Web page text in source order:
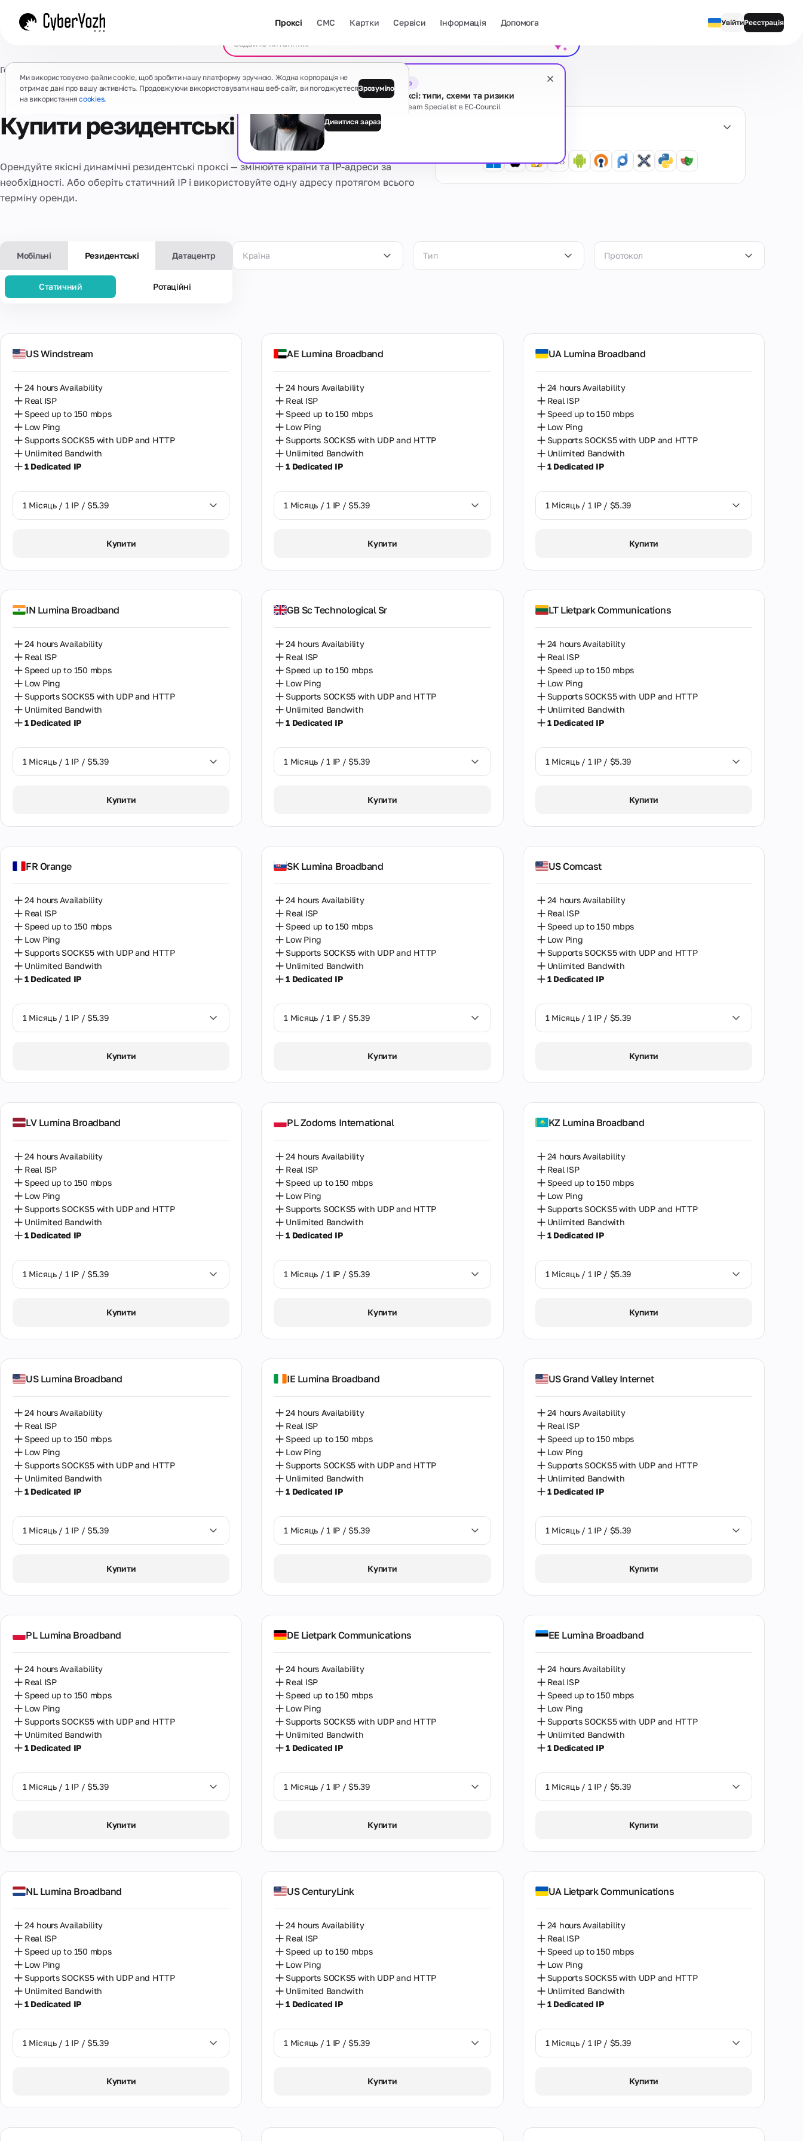
Проксі СМС Картки Сервіси Інформація Допомога
Português
繁體中文
УвійтиРеєстрація
Головна
Купити резидентські проксі
Орендуйте якісні динамічні резидентські проксі — змінюйте країни та IP-адреси за
необхідності. Або оберіть статичний IP і використовуйте одну адресу протягом всього
терміну оренди.
Мобільні Резидентські Датацентр
Статичний Ротаційні
Країна
Велика Британія
Німеччина
Єгипет
Ізраїль
Індонезія
Індія
Іспанія
Бангладеш
Бельгія
Болгарія
Бразилія
Венесуела
Греція
Грузія
Данія
Естонія
Казахстан
Камбоджа
Канада
Кенія
Колумбія
Кіпр
Мальта
Мексика
Молдова
Нова Зеландія
Норвегія
Нігерія
Польща
Португалія
Південна Африка
Південна Корея
Росія
Румунія
Сербія
Угорщина
Узбекистан
Україна
Франція
Хорватія
Чилі
Швейцарія
Швеція
Японія
Тип Протокол
US Windstream
24 hours Availability
Real ISP
Speed up to 150 mbps
Low Ping
Supports SOCKS5 with UDP and HTTP
Unlimited Bandwith
1 Dedicated IP
1 Місяць / 1 IP / $5.39
Купити
AE Lumina Broadband
24 hours Availability
Real ISP
Speed up to 150 mbps
Low Ping
Supports SOCKS5 with UDP and HTTP
Unlimited Bandwith
1 Dedicated IP
1 Місяць / 1 IP / $5.39
Купити
UA Lumina Broadband
24 hours Availability
Real ISP
Speed up to 150 mbps
Low Ping
Supports SOCKS5 with UDP and HTTP
Unlimited Bandwith
1 Dedicated IP
1 Місяць / 1 IP / $5.39
Купити
IN Lumina Broadband
24 hours Availability
Real ISP
Speed up to 150 mbps
Low Ping
Supports SOCKS5 with UDP and HTTP
Unlimited Bandwith
1 Dedicated IP
1 Місяць / 1 IP / $5.39
Купити
GB Sc Technological Sr
24 hours Availability
Real ISP
Speed up to 150 mbps
Low Ping
Supports SOCKS5 with UDP and HTTP
Unlimited Bandwith
1 Dedicated IP
1 Місяць / 1 IP / $5.39
Купити
LT Lietpark Communications
24 hours Availability
Real ISP
Speed up to 150 mbps
Low Ping
Supports SOCKS5 with UDP and HTTP
Unlimited Bandwith
1 Dedicated IP
1 Місяць / 1 IP / $5.39
Купити
FR Orange
24 hours Availability
Real ISP
Speed up to 150 mbps
Low Ping
Supports SOCKS5 with UDP and HTTP
Unlimited Bandwith
1 Dedicated IP
1 Місяць / 1 IP / $5.39
Купити
SK Lumina Broadband
24 hours Availability
Real ISP
Speed up to 150 mbps
Low Ping
Supports SOCKS5 with UDP and HTTP
Unlimited Bandwith
1 Dedicated IP
1 Місяць / 1 IP / $5.39
Купити
US Comcast
24 hours Availability
Real ISP
Speed up to 150 mbps
Low Ping
Supports SOCKS5 with UDP and HTTP
Unlimited Bandwith
1 Dedicated IP
1 Місяць / 1 IP / $5.39
Купити
LV Lumina Broadband
24 hours Availability
Real ISP
Speed up to 150 mbps
Low Ping
Supports SOCKS5 with UDP and HTTP
Unlimited Bandwith
1 Dedicated IP
1 Місяць / 1 IP / $5.39
Купити
PL Zodoms International
24 hours Availability
Real ISP
Speed up to 150 mbps
Low Ping
Supports SOCKS5 with UDP and HTTP
Unlimited Bandwith
1 Dedicated IP
1 Місяць / 1 IP / $5.39
Купити
KZ Lumina Broadband
24 hours Availability
Real ISP
Speed up to 150 mbps
Low Ping
Supports SOCKS5 with UDP and HTTP
Unlimited Bandwith
1 Dedicated IP
1 Місяць / 1 IP / $5.39
Купити
US Lumina Broadband
24 hours Availability
Real ISP
Speed up to 150 mbps
Low Ping
Supports SOCKS5 with UDP and HTTP
Unlimited Bandwith
1 Dedicated IP
1 Місяць / 1 IP / $5.39
Купити
IE Lumina Broadband
24 hours Availability
Real ISP
Speed up to 150 mbps
Low Ping
Supports SOCKS5 with UDP and HTTP
Unlimited Bandwith
1 Dedicated IP
1 Місяць / 1 IP / $5.39
Купити
US Grand Valley Internet
24 hours Availability
Real ISP
Speed up to 150 mbps
Low Ping
Supports SOCKS5 with UDP and HTTP
Unlimited Bandwith
1 Dedicated IP
1 Місяць / 1 IP / $5.39
Купити
PL Lumina Broadband
24 hours Availability
Real ISP
Speed up to 150 mbps
Low Ping
Supports SOCKS5 with UDP and HTTP
Unlimited Bandwith
1 Dedicated IP
1 Місяць / 1 IP / $5.39
Купити
DE Lietpark Communications
24 hours Availability
Real ISP
Speed up to 150 mbps
Low Ping
Supports SOCKS5 with UDP and HTTP
Unlimited Bandwith
1 Dedicated IP
1 Місяць / 1 IP / $5.39
Купити
EE Lumina Broadband
24 hours Availability
Real ISP
Speed up to 150 mbps
Low Ping
Supports SOCKS5 with UDP and HTTP
Unlimited Bandwith
1 Dedicated IP
1 Місяць / 1 IP / $5.39
Купити
NL Lumina Broadband
24 hours Availability
Real ISP
Speed up to 150 mbps
Low Ping
Supports SOCKS5 with UDP and HTTP
Unlimited Bandwith
1 Dedicated IP
1 Місяць / 1 IP / $5.39
Купити
US CenturyLink
24 hours Availability
Real ISP
Speed up to 150 mbps
Low Ping
Supports SOCKS5 with UDP and HTTP
Unlimited Bandwith
1 Dedicated IP
1 Місяць / 1 IP / $5.39
Купити
UA Lietpark Communications
24 hours Availability
Real ISP
Speed up to 150 mbps
Low Ping
Supports SOCKS5 with UDP and HTTP
Unlimited Bandwith
1 Dedicated IP
1 Місяць / 1 IP / $5.39
Купити
Очистити чат
Є якісь питання?
Ми використовуємо файли cookie, щоб зробити нашу платформу зручною. Жодна корпорація не
отримає дані про вашу активність. Продовжуючи використовувати наш веб-сайт, ви погоджуєтеся
на використанняcookies.
Зрозуміло
Безкоштовний вебінар
Тіньова сторона проксі: типи, схеми та ризики
Davit Hayrapetyan, Red Team Specialist в EC-Council
Дивитися зараз